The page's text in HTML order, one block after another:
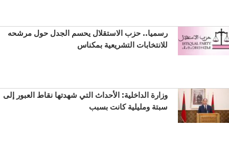
رسميا.. حزب الاستقلال يحسم الجدل حول مرشحه
للانتخابات التشريعية بمكناس
وزارة الداخلية: الأحداث التي شهدتها نقاط العبور إلى
سبتة ومليلية كانت بسبب